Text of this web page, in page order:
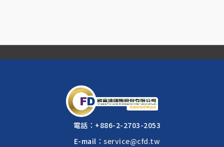
電話： +886-2-2703-2053
E-mail：service@cfd.tw